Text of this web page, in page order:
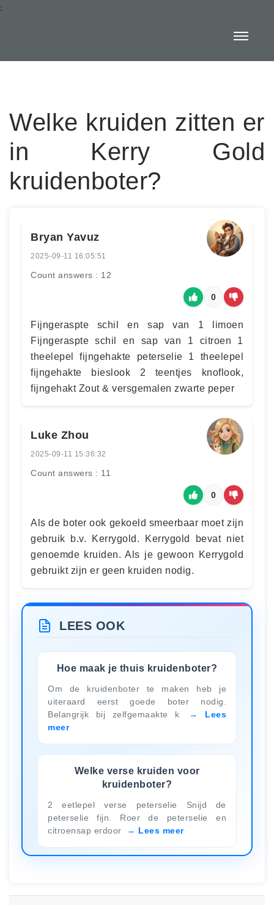
:
Welke kruiden zitten er
in Kerry Gold
kruidenboter?
Bryan Yavuz
2025-09-11 16:05:51
Count answers : 12
0
Fijngeraspte schil en sap van 1 limoen
Fijngeraspte schil en sap van 1 citroen 1
theelepel fijngehakte peterselie 1 theelepel
fijngehakte bieslook 2 teentjes knoflook,
fijngehakt Zout & versgemalen zwarte peper
Luke Zhou
2025-09-11 15:36:32
Count answers : 11
0
Als de boter ook gekoeld smeerbaar moet zijn
gebruik b.v. Kerrygold. Kerrygold bevat niet
genoemde kruiden. Als je gewoon Kerrygold
gebruikt zijn er geen kruiden nodig.
LEES OOK
Hoe maak je thuis kruidenboter?
Om de kruidenboter te maken heb je
uiteraard eerst goede boter nodig.
Belangrijk bij zelfgemaakte k
Lees
meer
Welke verse kruiden voor
kruidenboter?
2 eetlepel verse peterselie Snijd de
peterselie fijn. Roer de peterselie en
citroensap erdoor
Lees meer